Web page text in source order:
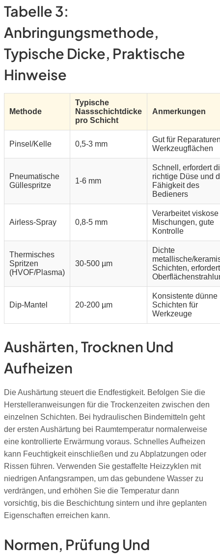
Tabelle 3:
Anbringungsmethode,
Typische Dicke, Praktische
Hinweise
Methode
Typische
Nassschichtdicke
pro Schicht
Anmerkungen
Pinsel/Kelle 0,5-3 mm
Gut für
Werkzeugflächen
Pneumatische
Güllespritze
1-6 mm
Schnell, erfordert
richtige Düse und
Fähigkeit des
Bedieners
Airless-Spray 0,8-5 mm
Verarbeitet viskose
Mischungen, gute
Kontrolle
Thermisches
Spritzen
(HVOF/Plasma)
30-500 µm
Dichte
metallische/
Schichten, erfordert
Dip-Mantel 20-200 µm
Konsistente dünne
Schichten für
Werkzeuge
Aushärten, Trocknen Und
Aufheizen
Die Aushärtung steuert die Endfestigkeit. Befolgen Sie die
Herstelleranweisungen für die Trockenzeiten zwischen den
einzelnen Schichten. Bei hydraulischen Bindemitteln geht
der ersten Aushärtung bei Raumtemperatur normalerweise
eine kontrollierte Erwärmung voraus. Schnelles Aufheizen
kann Feuchtigkeit einschließen und zu Abplatzungen oder
Rissen führen. Verwenden Sie gestaffelte Heizzyklen mit
niedrigen Anfangsrampen, um das gebundene Wasser zu
verdrängen, und erhöhen Sie die Temperatur dann
vorsichtig, bis die Beschichtung sintern und ihre geplanten
Eigenschaften erreichen kann.
Normen, Prüfung Und